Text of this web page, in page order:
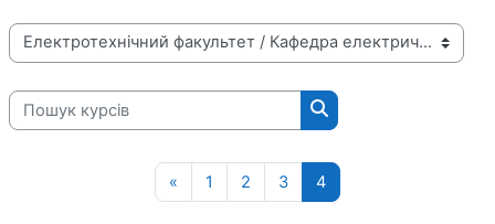
Категорії НМК
Пошук курсів
Пошук курсів
« Попередня сторінка
1 Сторінка 1
2 Сторінка 2
3Сторінка 3
4Сторінка 4